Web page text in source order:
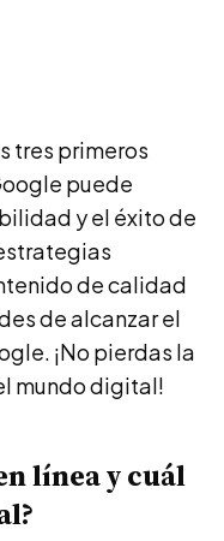
tres primeros
puede
y el éxito de
de calidad
de alcanzar el
¡No pierdas la
mundo digital!
línea y cuál